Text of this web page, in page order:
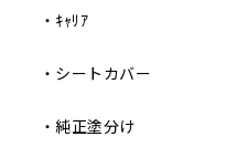
・ｷｬﾘｱ
・シートカバー
・純正塗分け